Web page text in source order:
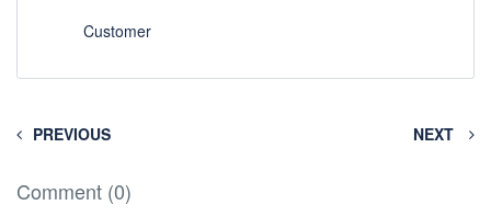
Customer
PREVIOUS NEXT
Comment (0)